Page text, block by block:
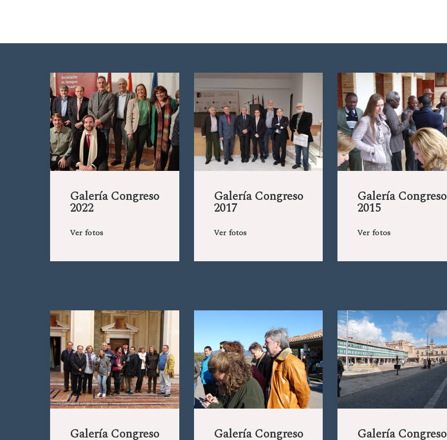
Galería Congreso
2022
Ver fotos
Galería Congreso
2017
Ver fotos
Galería Congreso
2015
Ver fotos
Galería Congreso Galería Congreso Galería Congreso